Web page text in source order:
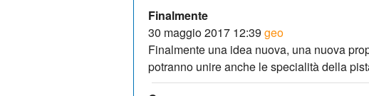
Finalmente
30 maggio 2017 12:39 geo
Finalmente una idea nuova, una nuova
potranno unire anche le specialità della